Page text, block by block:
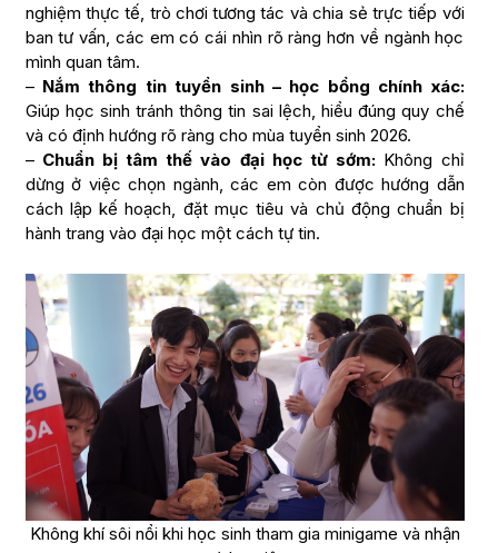
nghiệm thực tế, trò chơi tương tác và chia sẻ trực tiếp với
ban tư vấn, các em có cái nhìn rõ ràng hơn về ngành học
mình quan tâm.
– Nắm thông tin tuyển sinh – học bổng chính xác:
Giúp học sinh tránh thông tin sai lệch, hiểu đúng quy chế
và có định hướng rõ ràng cho mùa tuyển sinh 2026.
– Chuẩn bị tâm thế vào đại học từ sớm: Không chỉ
dừng ở việc chọn ngành, các em còn được hướng dẫn
cách lập kế hoạch, đặt mục tiêu và chủ động chuẩn bị
hành trang vào đại học một cách tự tin.
Không khí sôi nổi khi học sinh tham gia minigame và nhận